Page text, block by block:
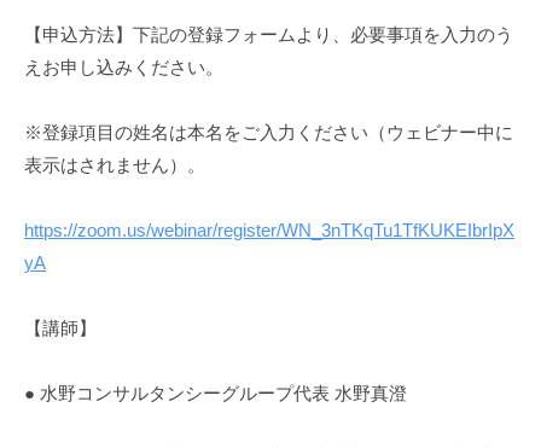
【申込方法】下記の登録フォームより、必要事項を入力のう
えお申し込みください。
※登録項目の姓名は本名をご入力ください（ウェビナー中に
表示はされません）。
https://zoom.us/webinar/register/WN_3nTKqTu1TfKUKEIbrIpX
yA
【講師】
● 水野コンサルタンシーグループ代表 水野真澄